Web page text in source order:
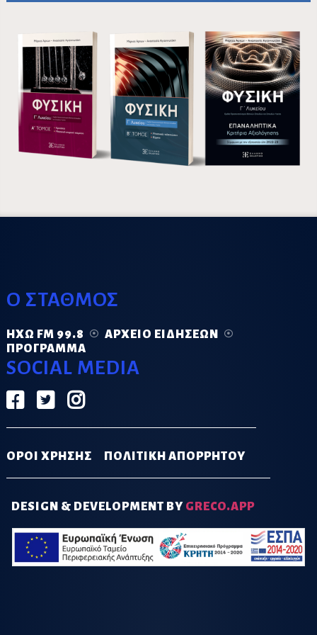
Ο ΣΤΑΘΜΟΣ
ΗΧΏ FM 99.8
ΑΡΧΕΊΟ ΕΙΔΉΣΕΩΝ
ΠΡΌΓΡΑΜΜΑ
SOCIAL MEDIA
ΟΡΟΙ ΧΡΗΣΗΣ ΠΟΛΙΤΙΚΗ ΑΠΟΡΡΗΤΟΥ
DESIGN & DEVELOPMENT BY GRECO.APP